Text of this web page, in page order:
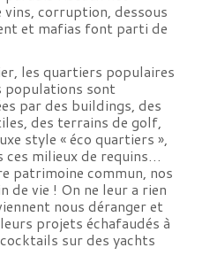
corruption, dessous
et mafias font parti de
les quartiers populaires
sont
par des buildings, des
des terrains de golf,
style « éco quartiers »,
ces milieux de requins…
patrimoine commun, nos
de vie ! On ne leur a rien
nous déranger et
projets échafaudés à
sur des yachts